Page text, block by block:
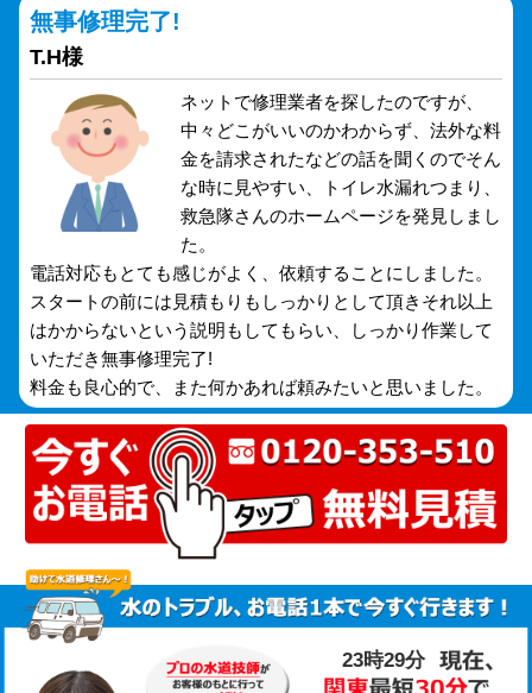
無事修理完了!
T.H様
ネットで修理業者を探したのですが、
中々どこがいいのかわからず、法外な料
金を請求されたなどの話を聞くのでそん
な時に見やすい、トイレ水漏れつまり、
救急隊さんのホームページを発見しまし
た。
電話対応もとても感じがよく、依頼することにしました。
スタートの前には見積もりもしっかりとして頂きそれ以上
はかからないという説明もしてもらい、しっかり作業して
いただき無事修理完了!
料金も良心的で、また何かあれば頼みたいと思いました。
23時29分